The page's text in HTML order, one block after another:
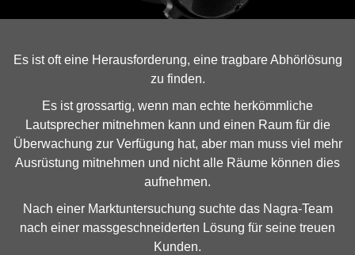
Es ist oft eine Herausforderung, eine tragbare Abhörlösung
zu finden.
Es ist grossartig, wenn man echte herkömmliche
Lautsprecher mitnehmen kann und einen Raum für die
Überwachung zur Verfügung hat, aber man muss viel mehr
Ausrüstung mitnehmen und nicht alle Räume können dies
aufnehmen.
Nach einer Marktuntersuchung suchte das Nagra-Team
nach einer massgeschneiderten Lösung für seine treuen
Kunden.